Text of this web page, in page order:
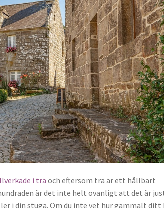
i träoch eftersom trä är ett hållbart
är det inte helt ovanligt att det är
i din stuga. Om du inte vet hur gammalt ditt